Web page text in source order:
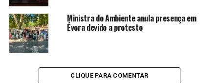
Ministra do Ambiente anula presença em
Évora devido a protesto
CLIQUE PARA COMENTAR